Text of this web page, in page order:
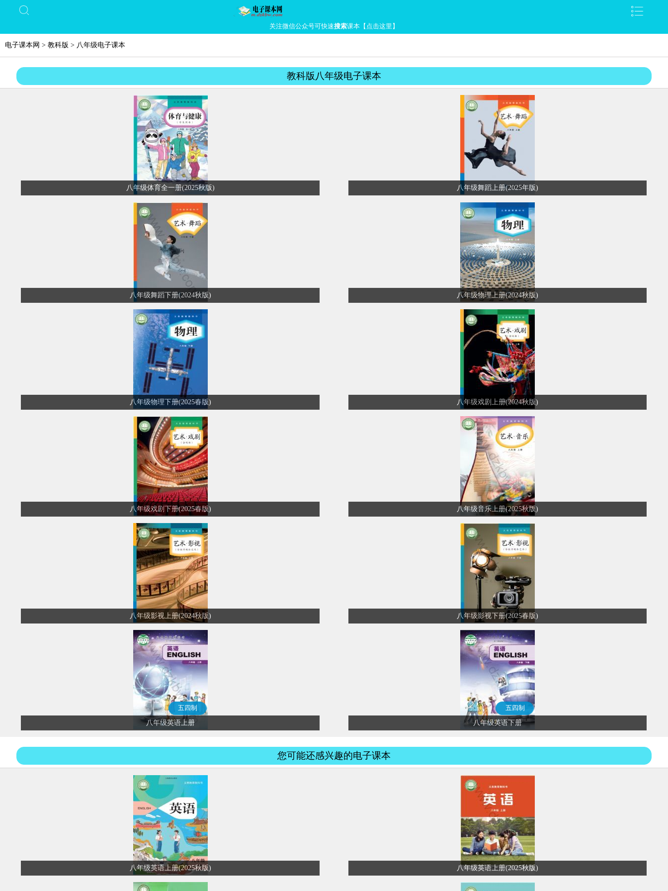
关注微信公众号可快速搜索课本【点击这里】
电子课本网 > 教科版 > 八年级电子课本
教科版八年级电子课本
八年级体育全一册(2025秋版) 八年级舞蹈上册(2025年版)
八年级舞蹈下册(2024秋版) 八年级物理上册(2024秋版)
八年级物理下册(2025春版) 八年级戏剧上册(2024秋版)
八年级戏剧下册(2025春版) 八年级音乐上册(2025秋版)
八年级影视上册(2024秋版) 八年级影视下册(2025春版)
五四制
八年级英语上册
五四制
八年级英语下册
您可能还感兴趣的电子课本
八年级英语上册(2025秋版) 八年级英语上册(2025秋版)